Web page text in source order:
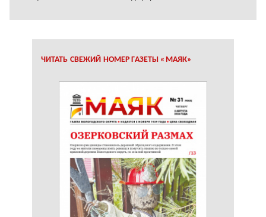
ЧИТАТЬ СВЕЖИЙ НОМЕР ГАЗЕТЫ «МАЯК»